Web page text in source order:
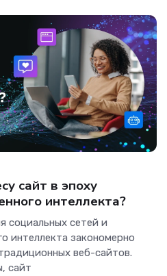
сайт в эпоху
интеллекта?
социальных сетей и
интеллекта закономерно
веб-сайтов.
сайт